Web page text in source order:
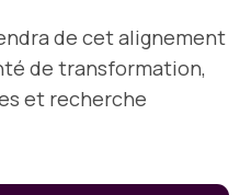
de cet alignement
de transformation,
et recherche